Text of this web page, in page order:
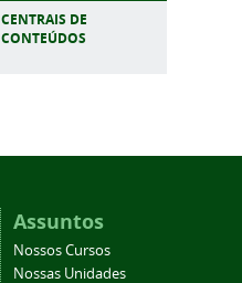
CENTRAIS DE
CONTEÚDOS
Assuntos
Nossos Cursos
Nossas Unidades